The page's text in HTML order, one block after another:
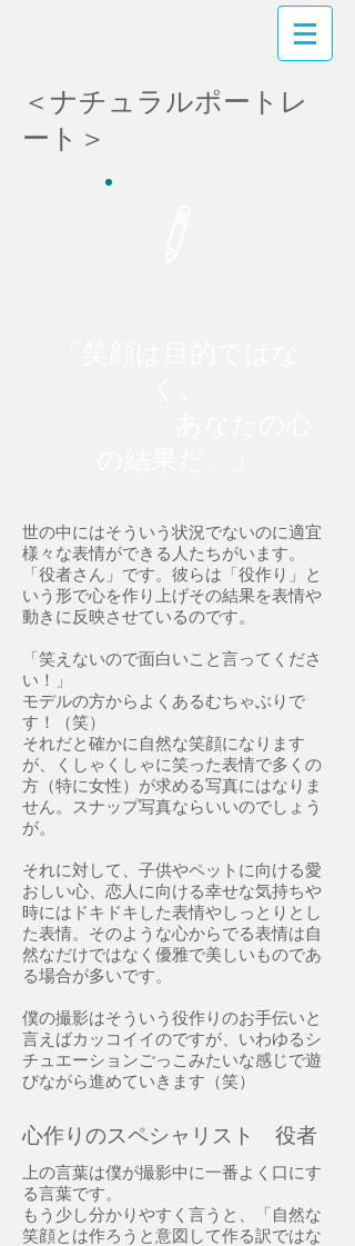
＜ナチュラルポートレ
ート＞
世の中にはそういう状況でないのに適宜
様々な表情ができる人たちがいます。
「役者さん」です。彼らは「役作り」と
いう形で心を作り上げその結果を表情や
動きに反映させているのです。
「笑えないので面白いこと言ってくださ
い！」
モデルの方からよくあるむちゃぶりで
す！（笑）
それだと確かに自然な笑顔になります
が、くしゃくしゃに笑った表情で多くの
方（特に女性）が求める写真にはなりま
せん。スナップ写真ならいいのでしょう
が。
それに対して、子供やペットに向ける愛
おしい心、恋人に向ける幸せな気持ちや
時にはドキドキした表情やしっとりとし
た表情。そのような心からでる表情は自
然なだけではなく優雅で美しいものであ
る場合が多いです。
僕の撮影はそういう役作りのお手伝いと
言えばカッコイイのですが、いわゆるシ
チュエーションごっこみたいな感じで遊
びながら進めていきます（笑）
心作りのスペシャリスト 役者
上の言葉は僕が撮影中に一番よく口にす
る言葉です。
もう少し分かりやすく言うと、「自然な
笑顔とは作ろうと意図して作る訳ではな